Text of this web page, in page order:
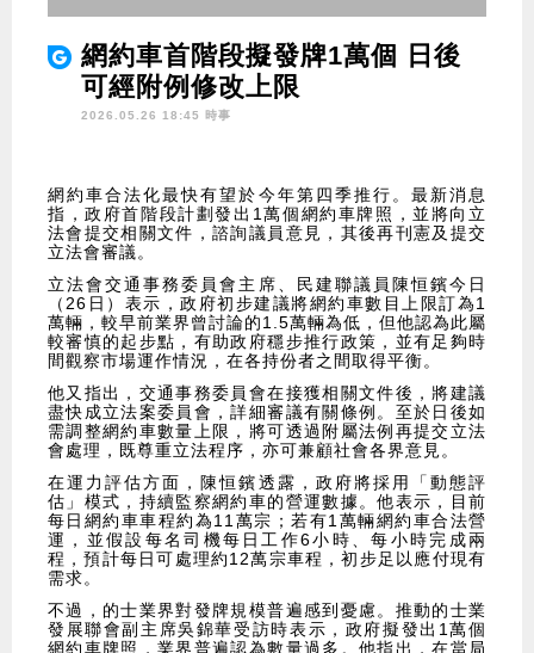
網約車首階段擬發牌1萬個 日後
可經附例修改上限
2026.05.26 18:45 時事
網約車合法化最快有望於今年第四季推行。最新消息
指，政府首階段計劃發出1萬個網約車牌照，並將向立
法會提交相關文件，諮詢議員意見，其後再刊憲及提交
立法會審議。
立法會交通事務委員會主席、民建聯議員陳恒鑌今日
（26日）表示，政府初步建議將網約車數目上限訂為1
萬輛，較早前業界曾討論的1.5萬輛為低，但他認為此屬
較審慎的起步點，有助政府穩步推行政策，並有足夠時
間觀察市場運作情況，在各持份者之間取得平衡。
他又指出，交通事務委員會在接獲相關文件後，將建議
盡快成立法案委員會，詳細審議有關條例。至於日後如
需調整網約車數量上限，將可透過附屬法例再提交立法
會處理，既尊重立法程序，亦可兼顧社會各界意見。
在運力評估方面，陳恒鑌透露，政府將採用「動態評
估」模式，持續監察網約車的營運數據。他表示，目前
每日網約車車程約為11萬宗；若有1萬輛網約車合法營
運，並假設每名司機每日工作6小時、每小時完成兩
程，預計每日可處理約12萬宗車程，初步足以應付現有
需求。
不過，的士業界對發牌規模普遍感到憂慮。推動的士業
發展聯會副主席吳錦華受訪時表示，政府擬發出1萬個
網約車牌照，業界普遍認為數量過多。他指出，在當局